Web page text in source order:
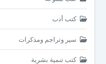
كتب أدب
سير وتراجم ومذكرات
كتب تنمية بشرية